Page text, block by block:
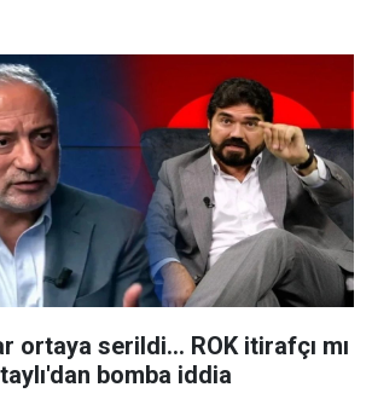
ortaya serildi... ROK itirafçı mı
bomba iddia